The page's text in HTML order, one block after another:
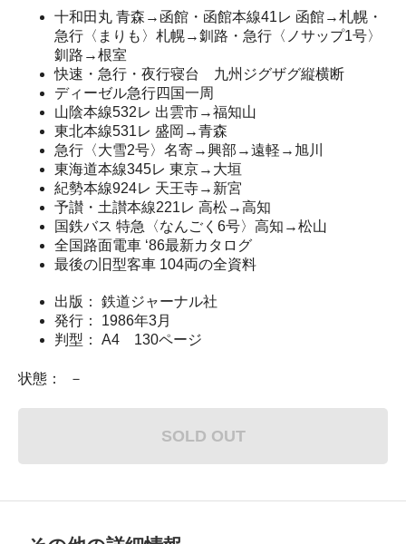
十和田丸 青森→函館・函館本線41レ 函館→札幌・
急行〈まりも〉札幌→釧路・急行〈ノサップ1号〉
釧路→根室
快速・急行・夜行寝台 九州ジグザグ縦横断
ディーゼル急行四国一周
山陰本線532レ 出雲市→福知山
東北本線531レ 盛岡→青森
急行〈大雪2号〉名寄→興部→遠軽→旭川
東海道本線345レ 東京→大垣
紀勢本線924レ 天王寺→新宮
予讃・土讃本線221レ 高松→高知
国鉄バス 特急〈なんごく6号〉高知→松山
全国路面電車 ‘86最新カタログ
最後の旧型客車 104両の全資料
出版： 鉄道ジャーナル社
発行： 1986年3月
判型： A4 130ページ
状態： －
SOLD OUT